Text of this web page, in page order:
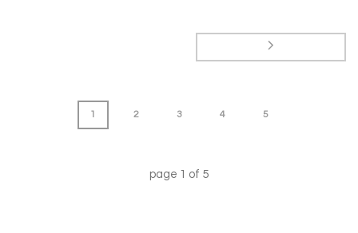
1 2 3 4 5
page 1 of 5